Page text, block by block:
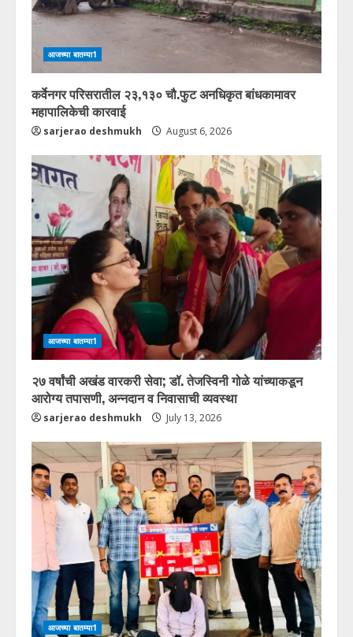
आजच्या बातम्या1
कर्वेनगर परिसरातील २३,१३० चौ.फुट अनधिकृत बांधकामावर
महापालिकेची कारवाई
sarjerao deshmukh August 6, 2026
आजच्या बातम्या1
२७ वर्षांची अखंड वारकरी सेवा; डॉ. तेजस्विनी गोळे यांच्याकडून
आरोग्य तपासणी, अन्नदान व निवासाची व्यवस्था
sarjerao deshmukh July 13, 2026
आजच्या बातम्या1